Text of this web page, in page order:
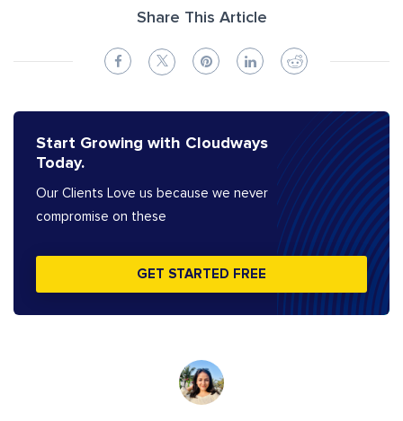
Share This Article
Start Growing with Cloudways
Today.
Our Clients Love us because we never
compromise on these
GET STARTED FREE